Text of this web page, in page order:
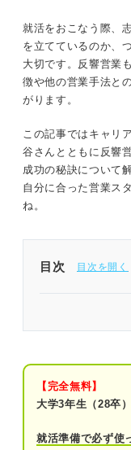
記事の該
就活準備
るための
反響営業
働くイメ
就活をおこなう際、
を立てているのか、
大切です。反響営業
徴や他の営業手法と
がります。
この記事ではキャリ
谷さんとともに反響
成功の秘訣について
自分に合った営業ス
ね。
目次
めの秘訣
反響営業
理解しよ
他
【完全無料】
大学3年生（28卒
就活準備で必ず使